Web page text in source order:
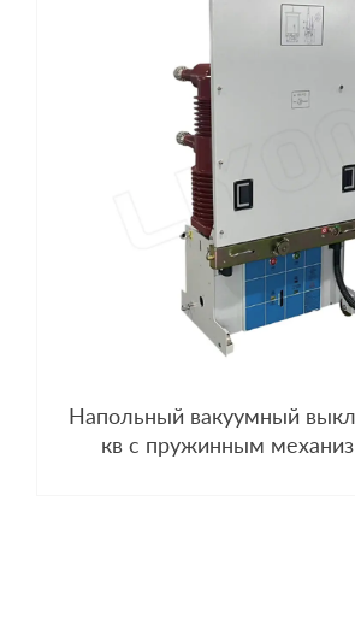
Напольный вакуумный
кв с пружинным